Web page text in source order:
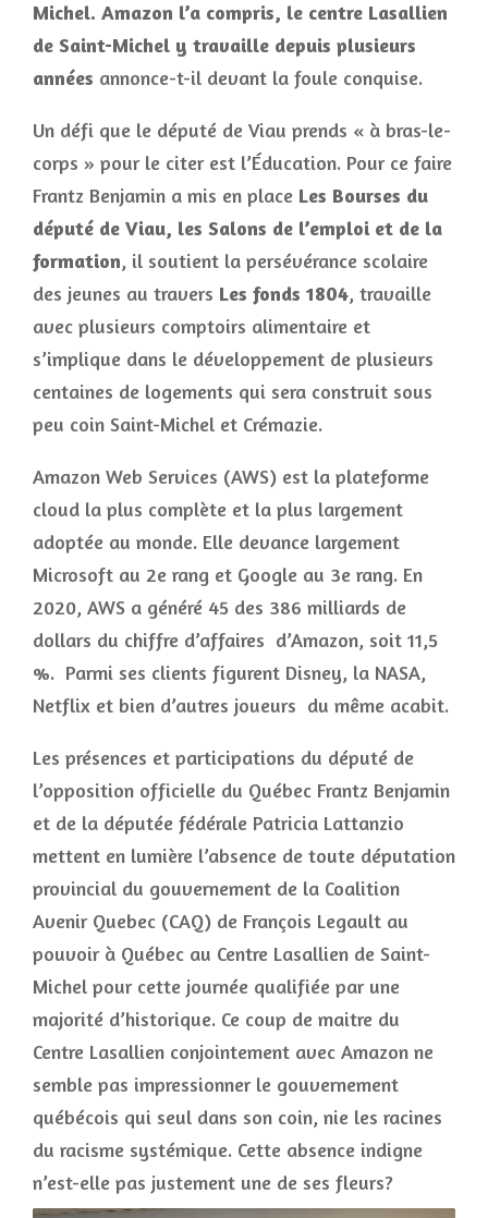
Michel. Amazon l’a compris, le centre Lasallien
de Saint-Michel y travaille depuis plusieurs
années annonce-t-il devant la foule conquise.
Un défi que le député de Viau prends « à bras-le-
corps » pour le citer est l’Éducation. Pour ce faire
Frantz Benjamin a mis en place Les Bourses du
député de Viau, les Salons de l’emploi et de la
formation, il soutient la persévérance scolaire
des jeunes au travers Les fonds 1804, travaille
avec plusieurs comptoirs alimentaire et
s’implique dans le développement de plusieurs
centaines de logements qui sera construit sous
peu coin Saint-Michel et Crémazie.
Amazon Web Services (AWS) est la plateforme
cloud la plus complète et la plus largement
adoptée au monde. Elle devance largement
Microsoft au 2e rang et Google au 3e rang. En
2020, AWS a généré 45 des 386 milliards de
dollars du chiffre d’affaires d’Amazon, soit 11,5
%. Parmi ses clients figurent Disney, la NASA,
Netflix et bien d’autres joueurs du même acabit.
Les présences et participations du député de
l’opposition officielle du Québec Frantz Benjamin
et de la députée fédérale Patricia Lattanzio
mettent en lumière l’absence de toute députation
provincial du gouvernement de la Coalition
Avenir Quebec (CAQ) de François Legault au
pouvoir à Québec au Centre Lasallien de Saint-
Michel pour cette journée qualifiée par une
majorité d’historique. Ce coup de maitre du
Centre Lasallien conjointement avec Amazon ne
semble pas impressionner le gouvernement
québécois qui seul dans son coin, nie les racines
du racisme systémique. Cette absence indigne
n’est-elle pas justement une de ses fleurs?